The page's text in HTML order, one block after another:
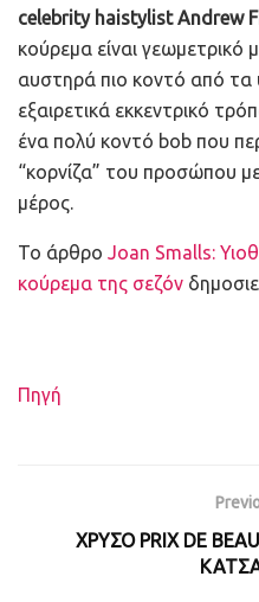
celebrity haistylist Andrew
κούρεμα είναι γεωμετρικό
αυστηρά πιο κοντό από τα
εξαιρετικά εκκεντρικό
ένα πολύ κοντό bob που
“κορνίζα” του προσώπου
μέρος.
To άρθρο Joan Smalls:
κούρεμα της σεζόν
Πηγή
ΧΡΥΣΟ PRIX DE